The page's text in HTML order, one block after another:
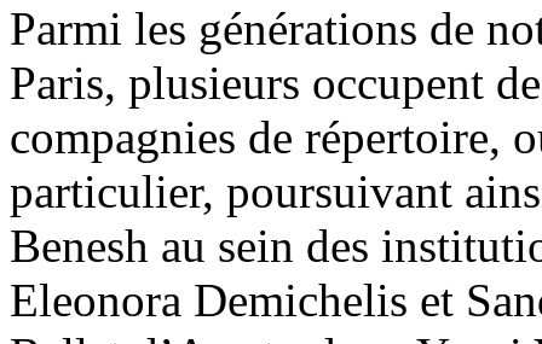
Parmi les générations de
Paris, plusieurs occupent
compagnies de répertoire,
particulier, poursuivant
Benesh au sein des
Eleonora Demichelis et